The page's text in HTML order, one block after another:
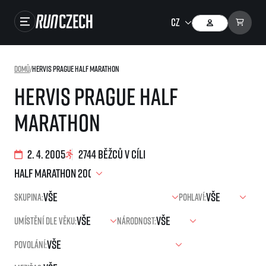
Foto & Video
RunCzech Store
Running Mall
Běžecké série
O běžecké lize
Jak to funguje
projekt SuperHalfs
Hervis Prague Half
Marathon
Domů/Hervis Prague Half Marathon
2. 4. 2005 2744 běžců v cíli
Skupina:
Pohlaví:
Umístění dle věku:
Národnost:
Povolání: